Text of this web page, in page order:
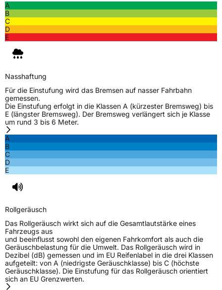
A
B
C
D
E
Nasshaftung
Für die Einstufung wird das Bremsen auf nasser Fahrbahn
gemessen.
Die Einstufung erfolgt in die Klassen A (kürzester Bremsweg) bis
E (längster Bremsweg). Der Bremsweg verlängert sich je Klasse
um rund 3 bis 6 Meter.
A
B
C
D
E
Rollgeräusch
Das Rollgeräusch wirkt sich auf die Gesamtlautstärke eines
Fahrzeugs aus
und beeinflusst sowohl den eigenen Fahrkomfort als auch die
Geräuschbelastung für die Umwelt. Das Rollgeräusch wird in
Dezibel (dB) gemessen und im EU Reifenlabel in die drei Klassen
aufgeteilt: von A (niedrigste Geräuschklasse) bis C (höchste
Geräuschklasse). Die Einstufung für das Rollgeräusch orientiert
sich an EU Grenzwerten.